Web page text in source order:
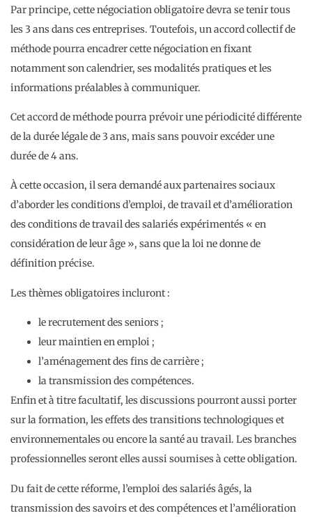
Par principe, cette négociation obligatoire devra se tenir tous
les 3 ans dans ces entreprises. Toutefois, un accord collectif de
méthode pourra encadrer cette négociation en fixant
notamment son calendrier, ses modalités pratiques et les
informations préalables à communiquer.
Cet accord de méthode pourra prévoir une périodicité différente
de la durée légale de 3 ans, mais sans pouvoir excéder une
durée de 4 ans.
À cette occasion, il sera demandé aux partenaires sociaux
d’aborder les conditions d’emploi, de travail et d’amélioration
des conditions de travail des salariés expérimentés « en
considération de leur âge », sans que la loi ne donne de
définition précise.
Les thèmes obligatoires incluront :
le recrutement des seniors ;
leur maintien en emploi ;
l’aménagement des fins de carrière ;
la transmission des compétences.
Enfin et à titre facultatif, les discussions pourront aussi porter
sur la formation, les effets des transitions technologiques et
environnementales ou encore la santé au travail. Les branches
professionnelles seront elles aussi soumises à cette obligation.
Du fait de cette réforme, l’emploi des salariés âgés, la
transmission des savoirs et des compétences et l’amélioration